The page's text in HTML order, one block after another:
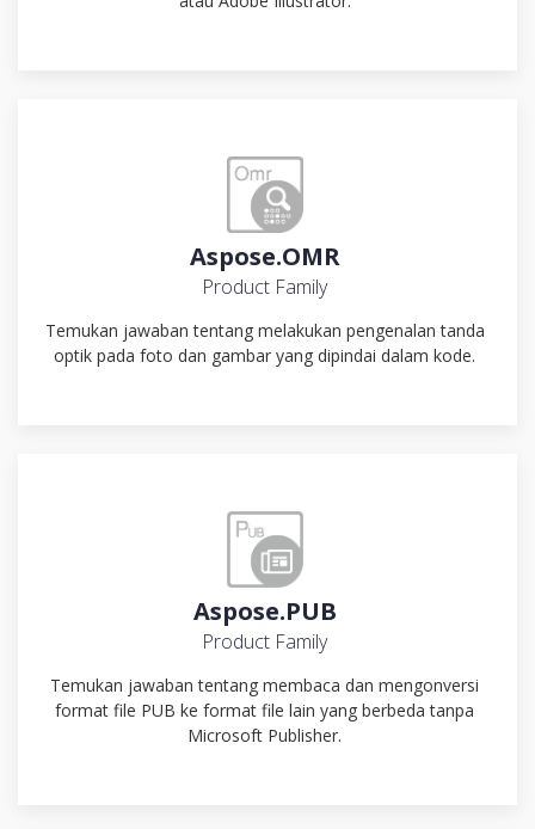
Aspose.OMR
Product Family
Temukan jawaban tentang melakukan pengenalan tanda
optik pada foto dan gambar yang dipindai dalam kode.
Aspose.PUB
Product Family
Temukan jawaban tentang membaca dan mengonversi
format file PUB ke format file lain yang berbeda tanpa
Microsoft Publisher.